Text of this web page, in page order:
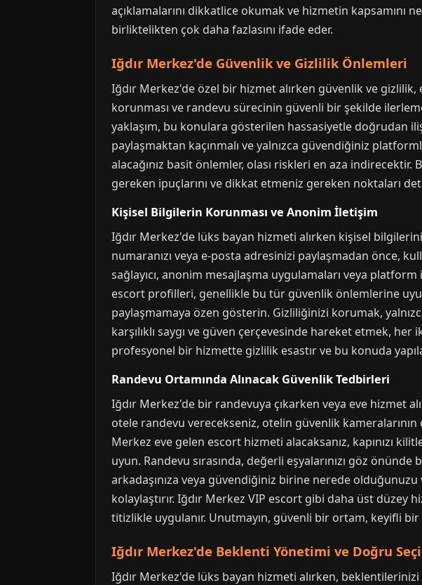
açıklamalarını dikkatlice okumak ve hizmetin
birliktelikten çok daha fazlasını ifade eder.
Iğdır Merkez'de Güvenlik ve Gizlilik Önlemleri
Iğdır Merkez'de özel bir hizmet alırken güvenlik ve
korunması ve randevu sürecinin güvenli bir şekilde
yaklaşım, bu konulara gösterilen hassasiyetle doğrudan
paylaşmaktan kaçınmalı ve yalnızca güvendiğiniz
alacağınız basit önlemler, olası riskleri en aza
gereken ipuçlarını ve dikkat etmeniz gereken noktaları
Kişisel Bilgilerin Korunması ve Anonim İletişim
Iğdır Merkez'de lüks bayan hizmeti alırken kişisel
numaranızı veya e-posta adresinizi paylaşmadan önce,
sağlayıcı, anonim mesajlaşma uygulamaları veya
escort profilleri, genellikle bu tür güvenlik önlemlerine
paylaşmamaya özen gösterin. Gizliliğinizi korumak,
karşılıklı saygı ve güven çerçevesinde hareket etmek,
profesyonel bir hizmette gizlilik esastır ve bu konuda
Randevu Ortamında Alınacak Güvenlik Tedbirleri
Iğdır Merkez'de bir randevuya çıkarken veya eve hizmet
otele randevu verecekseniz, otelin güvenlik
Merkez eve gelen escort hizmeti alacaksanız, kapınızı
uyun. Randevu sırasında, değerli eşyalarınızı göz
arkadaşınıza veya güvendiğiniz birine nerede
kolaylaştırır. Iğdır Merkez VIP escort gibi daha üst
titizlikle uygulanır. Unutmayın, güvenli bir ortam, keyifli
Iğdır Merkez'de Beklenti Yönetimi ve Doğru
Iğdır Merkez'de lüks bayan hizmeti alırken,